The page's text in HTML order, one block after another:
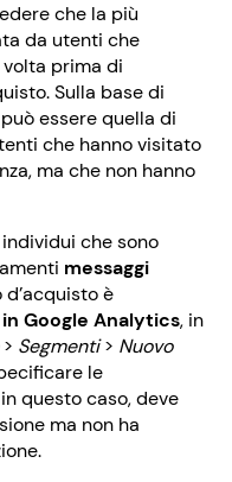
che la più
da utenti che
prima di
Sulla base di
essere quella di
che hanno visitato
ma che non hanno
che sono
messaggi
è
Google Analytics, in
> Segmenti> Nuovo
le
questo caso, deve
ma non ha